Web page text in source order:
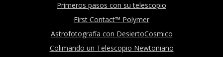
Primeros pasos con su telescopio
First Contact™ Polymer
Astrofotografía con DesiertoCosmico
Colimando un Telescopio Newtoniano